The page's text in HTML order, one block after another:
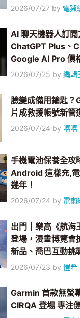
2026/07/27 by 電獺
AI 聊天機器人訂
ChatGPT Plus、
Google AI Pro 價
2026/07/25 by編輯
臉變成備用鑰匙
片成救援帳號新管
2026/07/24 by 嘻嘻
手機電池保養全攻
Android 這樣充,
幾年！
2026/07/24 by 電獺
出門｜樂高《航海
登場，漫畫博覽會
新品、喬巴互動挑
2026/07/23 by愷希
Garmin 首款無螢
CIRQA 登場 專注